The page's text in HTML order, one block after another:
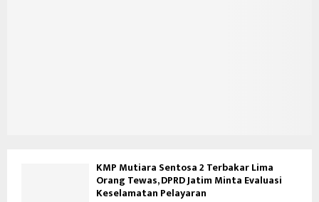
KMP Mutiara Sentosa 2 Terbakar Lima
Orang Tewas, DPRD Jatim Minta Evaluasi
Keselamatan Pelayaran